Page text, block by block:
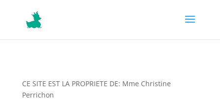
CE SITE EST LA PROPRIETE DE: Mme Christine
Perrichon